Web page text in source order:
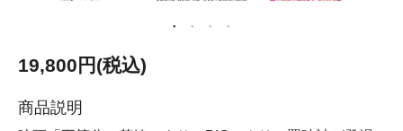
19,800円(税込)
商品説明